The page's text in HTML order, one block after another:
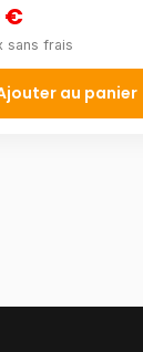
€
sans frais
au panier